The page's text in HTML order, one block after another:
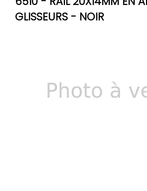
GLISSEURS - NOIR